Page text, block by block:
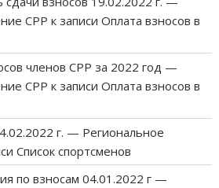
СРР к записиОплата взносов в
членов СРР за 2022 год —
СРР к записиОплата взносов в
г. — Региональное
Список спортсменов
по взносам 04.01.2022 г —